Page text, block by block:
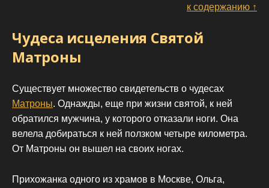
к содержанию ↑
Чудеса исцеления Святой
Матроны
Существует множество свидетельств о чудесах
Матроны. Однажды, еще при жизни святой, к ней
обратился мужчина, у которого отказали ноги. Она
велела добираться к ней ползком четыре километра.
От Матроны он вышел на своих ногах.
Прихожанка одного из храмов в Москве, Ольга,